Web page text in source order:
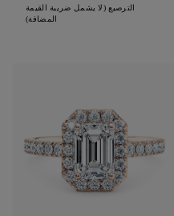
الترصيع (لا يشمل ضريبة القيمة
المضافة)